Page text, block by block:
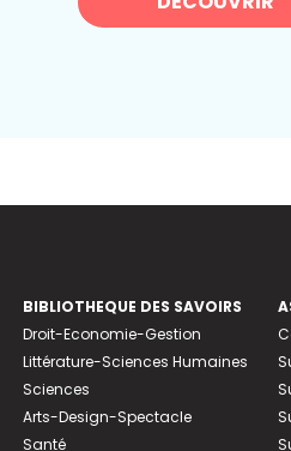
BIBLIOTHEQUE DES SAVOIRS
Droit-Economie-Gestion
Littérature-Sciences Humaines
Sciences
Arts-Design-Spectacle
Santé